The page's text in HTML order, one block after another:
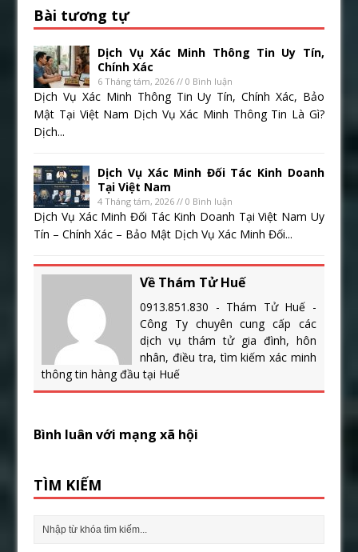
Bài tương tự
Dịch Vụ Xác Minh Thông Tin Uy Tín,
Chính Xác
6 Tháng tám, 2026 // 0 Bình luận
Dịch Vụ Xác Minh Thông Tin Uy Tín, Chính Xác, Bảo
Mật Tại Việt Nam Dịch Vụ Xác Minh Thông Tin Là Gì?
Dịch...
Dịch Vụ Xác Minh Đối Tác Kinh Doanh
Tại Việt Nam
4 Tháng tám, 2026 // 0 Bình luận
Dịch Vụ Xác Minh Đối Tác Kinh Doanh Tại Việt Nam Uy
Tín – Chính Xác – Bảo Mật Dịch Vụ Xác Minh Đối...
Về Thám Tử Huế
0913.851.830 - Thám Tử Huế -
Công Ty chuyên cung cấp các
dịch vụ thám tử gia đình, hôn
nhân, điều tra, tìm kiếm xác minh
thông tin hàng đầu tại Huế
Bình luân với mạng xã hội
TÌM KIẾM